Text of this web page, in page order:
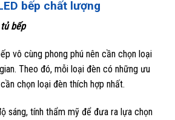
bếp chất lượng
bếp
vô cùng phong phú nên cần chọn loại
Theo đó, mỗi loại đèn có những ưu
chọn loại đèn thích hợp nhất.
sáng, tính thẩm mỹ để đưa ra lựa chọn